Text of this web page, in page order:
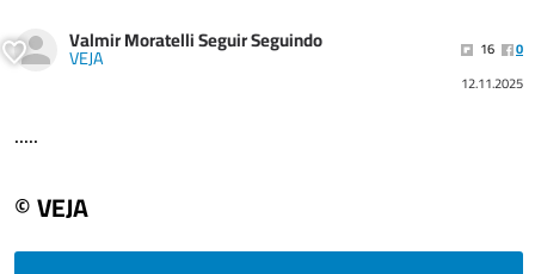
Valmir Moratelli Seguir Seguindo
VEJA 16
0
12.11.2025
.....
© VEJA